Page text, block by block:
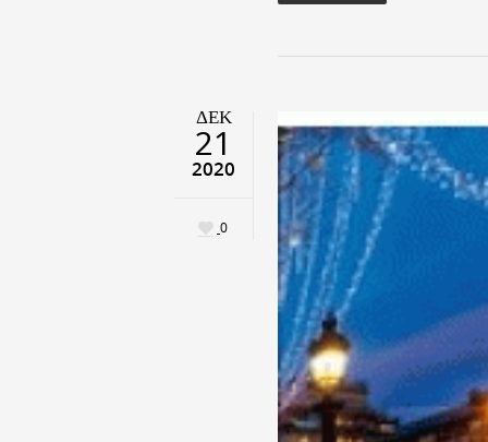
ΔΕΚ
21
2020
0